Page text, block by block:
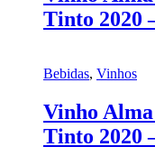
Tinto 2020
Bebidas, Vinhos
Vinho
Tinto 2020